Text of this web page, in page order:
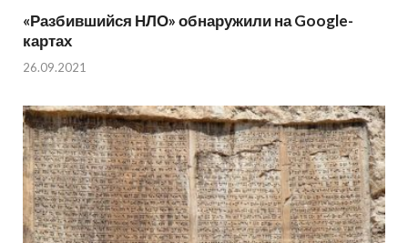
«Разбившийся НЛО» обнаружили на Google-
картах
26.09.2021